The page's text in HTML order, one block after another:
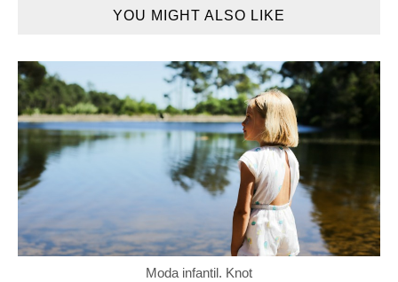
YOU MIGHT ALSO LIKE
Moda infantil. Knot